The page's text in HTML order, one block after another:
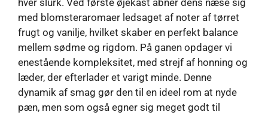
med blomsteraromaer ledsaget af noter af tørret
frugt og vanilje, hvilket skaber en perfekt balance
mellem sødme og rigdom. På ganen opdager vi
enestående kompleksitet, med strejf af honning og
læder, der efterlader et varigt minde. Denne
dynamik af smag gør den til en ideel rom at nyde
pæn, men som også egner sig meget godt til